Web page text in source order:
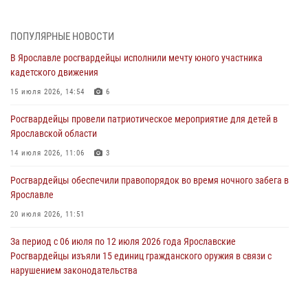
03 августа 2026, 07:24
Ярославские росгвардейцы за прошедшую неделю совершили
более 300 выездов по сигналам «тревога»
03 августа 2026, 07:09
Росгвардейцы оказали помощь беременной женщине во время
празднования Дня ВДВ в Ярославле
03 августа 2026, 06:20
За период с 20 июля по 26 июля 2026 года Ярославские
Росгвардейцы изъяли 41 единицу гражданского оружия в связи с
нарушением законодательства
В региональном управлении Росгвардии состоялся молебен,
приуроченный к празднику Крещения Руси
ПОПУЛЯРНЫЕ НОВОСТИ
В Ярославле росгвардейцы исполнили мечту юного участника
кадетского движения
15 июля 2026, 14:54 6
Росгвардейцы провели патриотическое мероприятие для детей в
Ярославской области
14 июля 2026, 11:06 3
Росгвардейцы обеспечили правопорядок во время ночного забега в
Ярославле
20 июля 2026, 11:51
За период с 06 июля по 12 июля 2026 года Ярославские
Росгвардейцы изъяли 15 единиц гражданского оружия в связи с
нарушением законодательства